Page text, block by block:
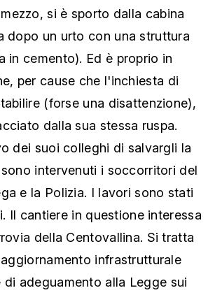
si è sporto dalla cabina
dopo un urto con una struttura
in cemento). Ed è proprio in
, per cause che l'inchiesta di
(forse una disattenzione),
dalla sua stessa ruspa.
dei suoi colleghi di salvargli la
intervenuti i soccorritori del
e la Polizia. I lavori sono stati
Il cantiere in questione interessa
della Centovallina. Si tratta
infrastrutturale
di adeguamento alla Legge sui